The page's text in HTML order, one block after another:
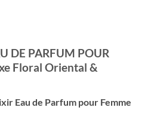
DE PARFUM POUR
Floral Oriental &
Eau de Parfum pour Femme